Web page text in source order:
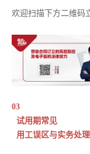
欢迎扫描下方二维码
03
试用期常见
用工误区与实务处理